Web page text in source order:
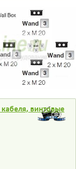
винтовые